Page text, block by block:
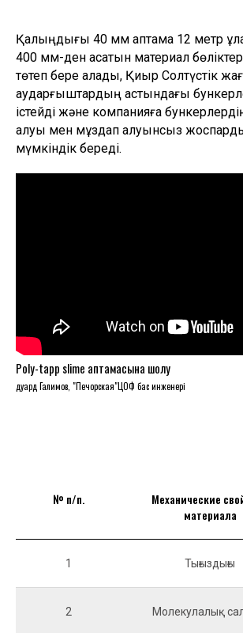
Қалыңдығы 40 мм қаптама 12 метр
400 мм-ден асатын материал
төтеп бере алады, Қиыр Солтүстік
аударғыштардың астындағы
істейді және компанияға
қалуы мен мұздап қалуынсыз
мүмкіндік береді.
Poly-tapp slime қаптамасына шолу
дуард Галимов, "Печорская"ЦОФ бас инженері
№ п/п.
Механические
материала
1 Тығыздығы
2 Молекулалық